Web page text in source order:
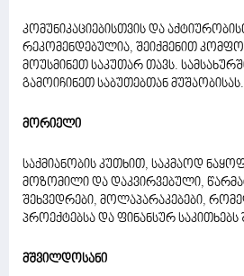
კომუნიკაციებისთვის და
რეკომენდებულია, შეიქმენით
მოუსმინეთ საკუთარ თავს.
გამოიჩინეთ საბუთებთან მუშაობისას.
მორიელი
საქმიანობის კუთხით, საკმაოდ
მოზომილი და დაკვირვებული,
შეხვედრები, მოლაპარაკებები,
პროექტებსა და ფინანსურ საკითხებს
მშვილდოსანი